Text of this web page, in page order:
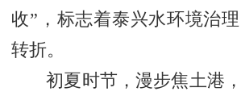
收”，标志着泰兴水环境治
转折。
初夏时节，漫步焦土港